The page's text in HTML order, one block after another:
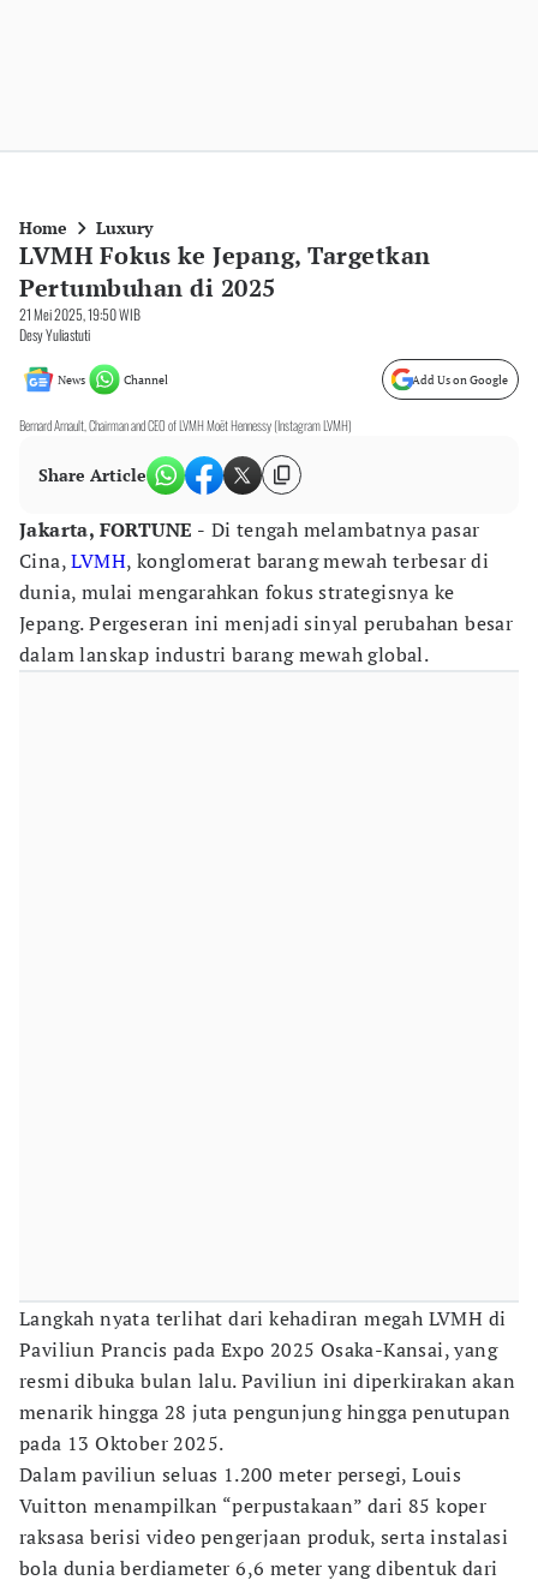
Home Luxury
LVMH Fokus ke Jepang, Targetkan
Pertumbuhan di 2025
21 Mei 2025, 19:50 WIB
Desy Yuliastuti
News Channel Add Us on Google
Bernard Arnault, Chairman and CEO of LVMH Moët Hennessy (Instagram LVMH)
Share Article
Jakarta, FORTUNE - Di tengah melambatnya pasar
Cina,LVMH, konglomerat barang mewah terbesar di
dunia, mulai mengarahkan fokus strategisnya ke
Jepang. Pergeseran ini menjadi sinyal perubahan besar
dalam lanskap industri barang mewah global.
Langkah nyata terlihat dari kehadiran megah LVMH di
Paviliun Prancis pada Expo 2025 Osaka-Kansai, yang
resmi dibuka bulan lalu. Paviliun ini diperkirakan akan
menarik hingga 28 juta pengunjung hingga penutupan
pada 13 Oktober 2025.
Dalam paviliun seluas 1.200 meter persegi, Louis
Vuitton menampilkan “perpustakaan” dari 85 koper
raksasa berisi video pengerjaan produk, serta instalasi
bola dunia berdiameter 6,6 meter yang dibentuk dari